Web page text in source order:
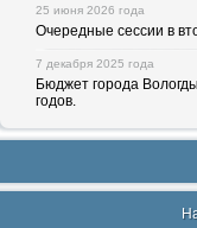
25 июня 2026 года
Очередные сессии в
7 декабря 2025 года
Бюджет города
годов.